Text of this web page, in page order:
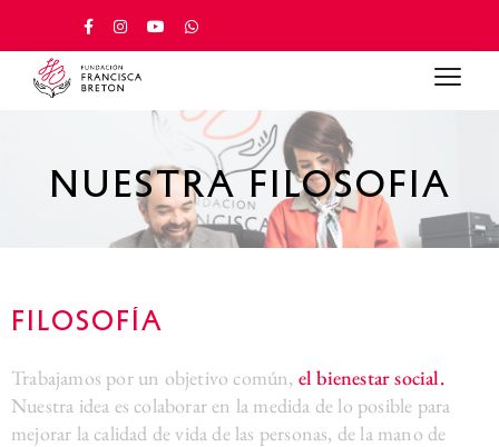
nuestra filosofia
filosofía
Trabajamos por un objetivo común, el bienestar social.
Nuestra idea es colaborar en la medida de lo posible para
mejorar la calidad de vida de las personas, de la mano de